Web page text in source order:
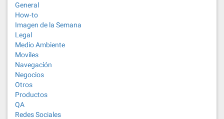
General
How-to
Imagen de la Semana
Legal
Medio Ambiente
Moviles
Navegación
Negocios
Otros
Productos
QA
Redes Sociales